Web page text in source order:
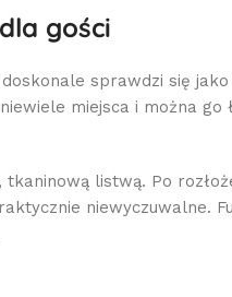
gości
sprawdzi się
miejsca i można
listwą. Po
niewyczuwalne.